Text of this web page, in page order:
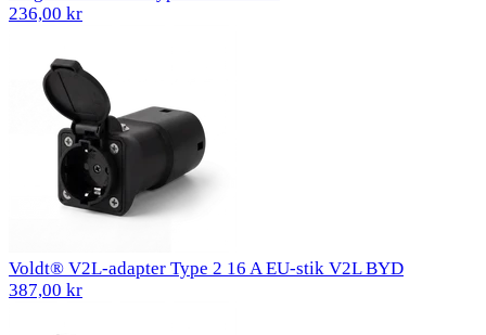
236,00 kr
Voldt® V2L-adapter Type 2 16 A EU-stik V2L BYD
387,00 kr